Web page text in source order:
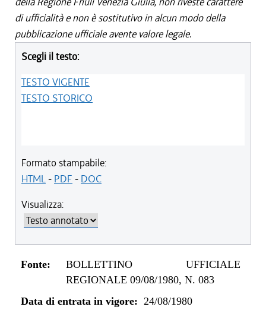
di ufficialità e non è sostitutivo in alcun modo della
pubblicazione ufficiale avente valore legale.
Scegli il testo:
TESTO VIGENTE
TESTO STORICO
Formato stampabile:
HTML- PDF - DOC
Visualizza:
Fonte:
BOLLETTINO UFFICIALE
REGIONALE 09/08/1980, N. 083
Data di entrata in vigore: 24/08/1980